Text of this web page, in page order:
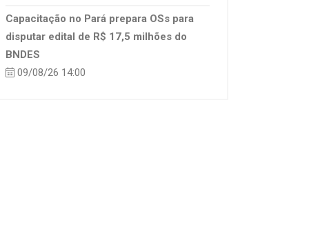
Capacitação no Pará prepara OSs para
disputar edital de R$ 17,5 milhões do
BNDES
09/08/26 14:00